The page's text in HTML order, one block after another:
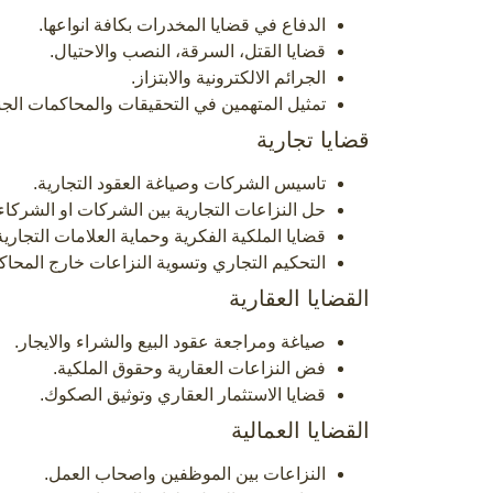
الدفاع في قضايا المخدرات بكافة انواعها.
قضايا القتل، السرقة، النصب والاحتيال.
الجرائم الالكترونية والابتزاز.
تمثيل المتهمين في التحقيقات والمحاكمات
قضايا تجارية
تاسيس الشركات وصياغة العقود التجارية.
حل النزاعات التجارية بين الشركات او
قضايا الملكية الفكرية وحماية العلامات
التحكيم التجاري وتسوية النزاعات خارج
القضايا العقارية
صياغة ومراجعة عقود البيع والشراء والايجار.
فض النزاعات العقارية وحقوق الملكية.
قضايا الاستثمار العقاري وتوثيق الصكوك.
القضايا العمالية
النزاعات بين الموظفين واصحاب العمل.